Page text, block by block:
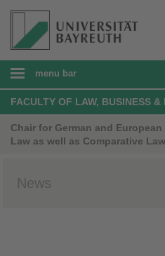
menu bar
FACULTY OF LAW, BUSINESS &
Chair for German and
Law as well as Comparative
News